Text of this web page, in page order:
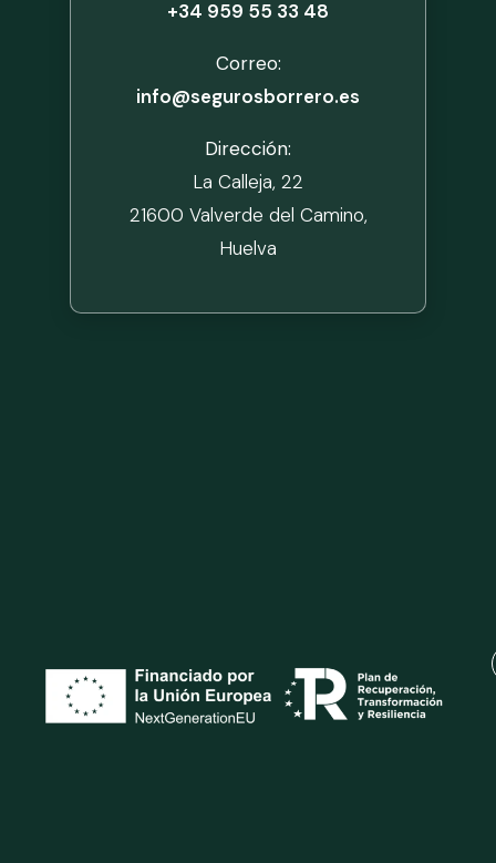
+34 959 55 33 48
Correo:
info@segurosborrero.es
Dirección:
La Calleja, 22
21600 Valverde del Camino,
Huelva